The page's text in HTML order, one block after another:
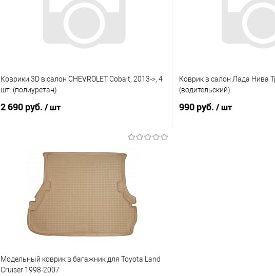
Под заказ
Коврики 3D в салон CHEVROLET Cobalt, 2013->, 4
шт. (полиуретан)
2 690 руб. / шт
В корзину
Купить в 1 клик
Сравнение
В избранное
Под заказ
Коврик в салон Лада Нива
(водительский)
990 руб. / шт
Модельный коврик в багажник для Toyota Land
Cruiser 1998-2007